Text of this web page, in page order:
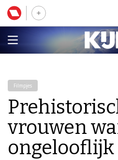
Filmpjes
vrouwen